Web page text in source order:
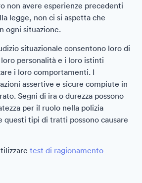
non avere esperienze precedenti
legge, non ci si aspetta che
ogni situazione.
situazionale consentono loro di
personalità e i loro istinti
i loro comportamenti. I
assertive e sicure compiute in
Segni di ira o durezza possono
per il ruolo nella polizia
questi tipi di tratti possono causare
test di ragionamento